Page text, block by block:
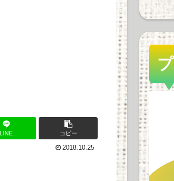
LINE コピー
2018.10.25
プ